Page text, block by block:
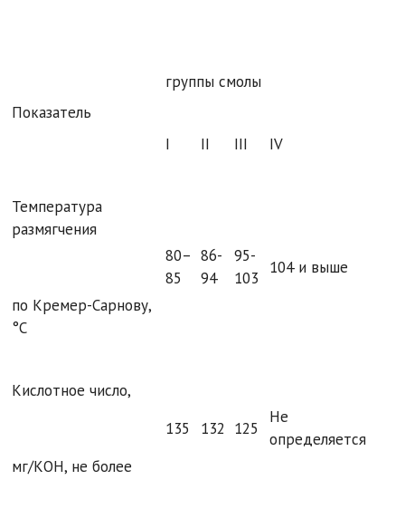
Показатель
группы смолы
I II III IV
Температура
размягчения
по Кремер-Сарнову,
°С
80–
85
86-
94
95-
103
104 и выше
Кислотное число,
мг/КОН, не более
135 132 125
Не
определяется